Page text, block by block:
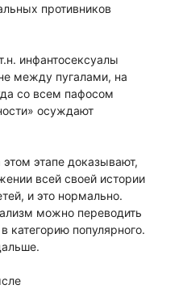
противников
инфантосексуалы
между пугалами, на
со всем пафосом
осуждают
этапе доказывают,
всей своей истории
и это нормально.
можно переводить
категорию популярного.